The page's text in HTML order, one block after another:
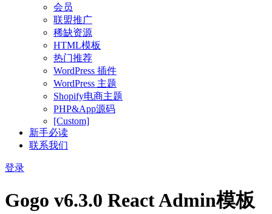
会员
联盟推广
稀缺资源
HTML模板
热门推荐
WordPress 插件
WordPress 主题
Shopify电商主题
PHP&App源码
[Custom]
新手必读
联系我们
登录
Gogo v6.3.0 React Admin模板